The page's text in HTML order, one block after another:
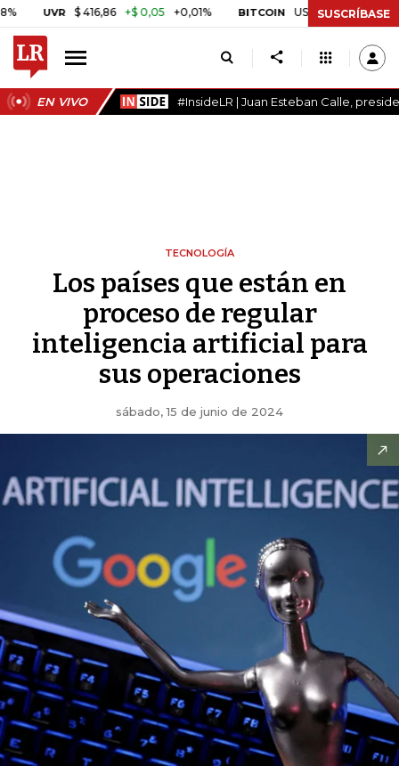
UVR $ 416,86 +$ 0,05 +0,01% BITCOIN US$ 64.968,40 US$
SUSCRÍBASE
EN VIVO #InsideLR | Juan Esteban Calle,
TECNOLOGÍA
Los países que están en
proceso de regular
inteligencia artificial para
sus operaciones
sábado, 15 de junio de 2024